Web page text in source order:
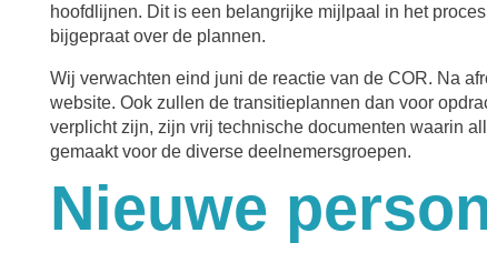
hoofdlijnen. Dit is een belangrijke mijlpaal in het
bijgepraat over de plannen.
Wij verwachten eind juni de reactie van de COR. Na
website. Ook zullen de transitieplannen dan voor
verplicht zijn, zijn vrij technische documenten waarin
gemaakt voor de diverse deelnemersgroepen.
Nieuwe